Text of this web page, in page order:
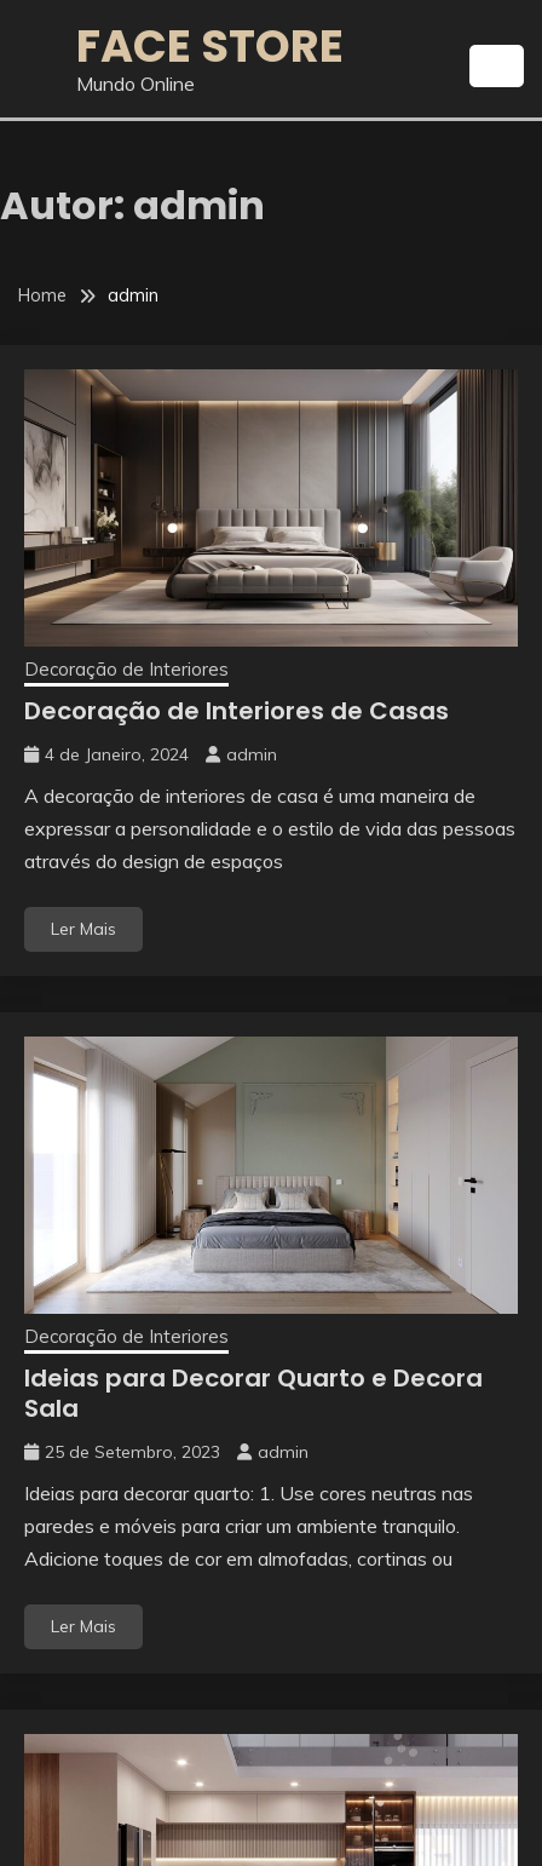
FACE STORE
Mundo Online
Autor: admin
Home admin
Decoração de Interiores
Decoração de Interiores de Casas
4 de Janeiro, 2024 admin
A decoração de interiores de casa é uma maneira de
expressar a personalidade e o estilo de vida das pessoas
através do design de espaços
Ler Mais
Decoração de Interiores
Ideias para Decorar Quarto e Decora
Sala
25 de Setembro, 2023 admin
Ideias para decorar quarto: 1. Use cores neutras nas
paredes e móveis para criar um ambiente tranquilo.
Adicione toques de cor em almofadas, cortinas ou
Ler Mais